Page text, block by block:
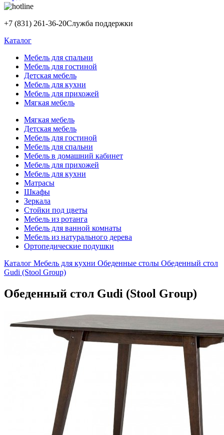
+7 (831) 261-36-20Служба поддержки
Каталог
Мебель для спальни
Мебель для гостиной
Детская мебель
Мебель для кухни
Мебель для прихожей
Мягкая мебель
Мягкая мебель
Детская мебель
Мебель для гостиной
Мебель для спальни
Мебель в домашний кабинет
Мебель для прихожей
Мебель для кухни
Матрасы
Шкафы
Зеркала
Стойки под цветы
Мебель из ротанга
Мебель для ванной комнаты
Мебель из натурального дерева
Ортопедические подушки
Каталог Мебель для кухни Обеденные столы Обеденный стол
Gudi (Stool Group)
Обеденный стол Gudi (Stool Group)